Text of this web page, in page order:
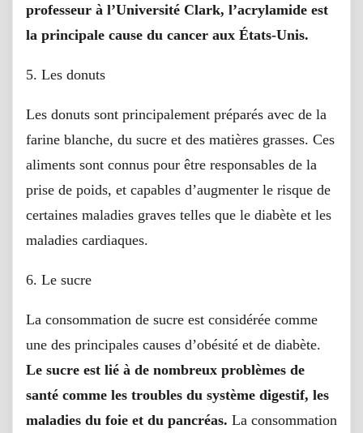
professeur à l’Université Clark, l’acrylamide est
la principale cause du cancer aux États-Unis.
5. Les donuts
Les donuts sont principalement préparés avec de la
farine blanche, du sucre et des matières grasses. Ces
aliments sont connus pour être responsables de la
prise de poids, et capables d’augmenter le risque de
certaines maladies graves telles que le diabète et les
maladies cardiaques.
6. Le sucre
La consommation de sucre est considérée comme
une des principales causes d’obésité et de diabète.
Le sucre est lié à de nombreux problèmes de
santé comme les troubles du système digestif, les
maladies du foie et du pancréas. La consommation